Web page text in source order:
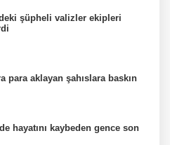
şüpheli valizler ekipleri
para aklayan şahıslara baskın
hayatını kaybeden gence son